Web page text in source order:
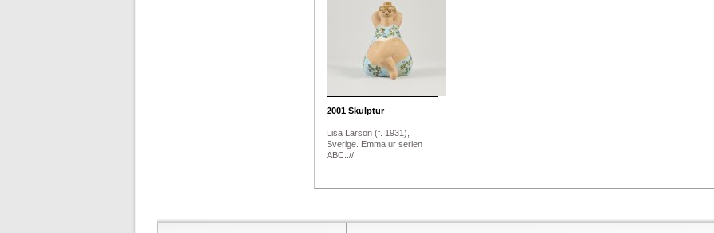
2001Skulptur
Lisa Larson (f. 1931),
Sverige. Emma ur serien
ABC..//